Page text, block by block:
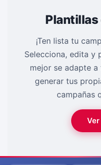
Plantillas
¡Ten lista tu
Selecciona, edita y
mejor se adapte a
generar tus
campañas